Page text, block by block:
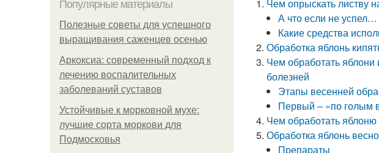
Популярные материалы
Полезные советы для успешного
выращивания саженцев осенью
Аркоксиа: современный подход к
лечению воспалительных
заболеваний суставов
Устойчивые к морковной мухе:
лучшие сорта моркови для
Подмосковья
Чем опрыскать листву
А что если не успел…
Какие средства
Обработка яблонь
Чем обработать
болезней
Этапы весенней
Первый – «по голым
Чем обработать яблоню
Обработка яблонь
Препараты